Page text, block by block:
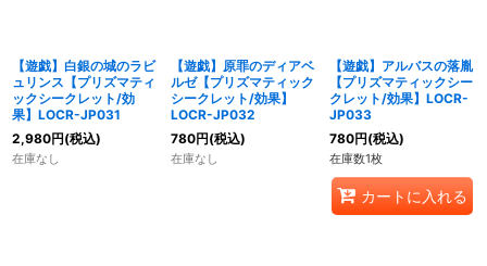
【遊戯】白銀の城のラビ
ュリンス【プリズマティ
ックシークレット/効
果】LOCR-JP031
2,980円(税込)
在庫なし
【遊戯】原罪のディアベ
ルゼ【プリズマティック
シークレット/効果】
LOCR-JP032
780円(税込)
在庫なし
【遊戯】アルバスの落胤
【プリズマティックシー
クレット/効果】LOCR-
JP033
780円(税込)
在庫数1枚
カートに入れる